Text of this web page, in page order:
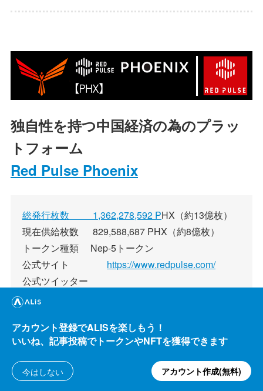
独自性を持つ中国経済の為のプラッ
トフォーム
Red Pulse Phoenix
総発行枚数 1,362,278,592 PHX（約13億枚）
現在供給枚数 829,588,687 PHX（約8億枚）
トークン種類 Nep-5トークン
公式サイト https://www.redpulse.com/
公式ツイッター
https://twitter.com/red_pulse_china
CoinMarketCap時価総額:257位 単価¥1.2（2018年
11月26現在）
アカウント登録でALISを楽しもう！
いいね、記事投稿でトークンやNFTを獲得できます
今はしない アカウント作成(無料)